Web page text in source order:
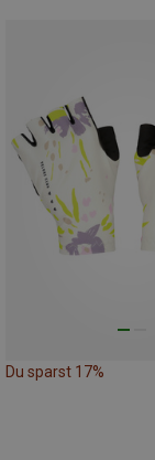
Du sparst 17%